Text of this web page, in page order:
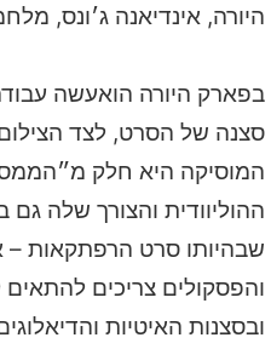
היורה, אינדיאנה ג׳ונס,
בפארק היורה הואעשה
סצנה של הסרט, לצד הצילום
המוסיקה היא חלק
ההוליוודית והצורך שלה
שבהיותו סרט הרפתקאות
והפסקולים צריכים
ובסצנות האיטיות